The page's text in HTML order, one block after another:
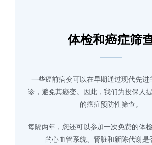
体检和癌症筛
一些癌前病变可以在早期通过现代先进
诊，避免其癌变。因此，我们为投保人
的癌症预防性筛查。
每隔两年，您还可以参加一次免费的体
的心血管系统、肾脏和新陈代谢是